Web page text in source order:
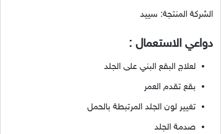
الشركة المنتجة: سييد
دواعي الاستعمال :
لعلاج البقع البني على الجلد
بقع تقدم العمر
تغيير لون الجلد المرتبطة بالحمل
صدمة الجلد